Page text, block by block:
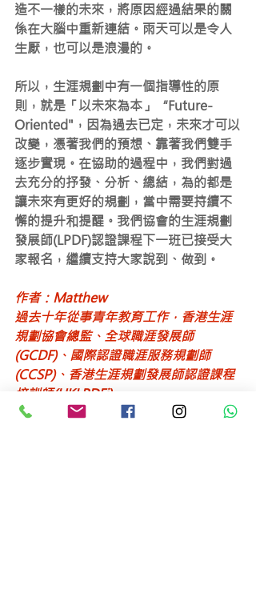
造不一樣的未來，將原因經過結果的關
係在大腦中重新連結。雨天可以是令人
生厭，也可以是浪漫的。
所以，生涯規劃中有一個指導性的原
則，就是「以未來為本」“Future-
Oriented"，因為過去已定，未來才可以
改變，憑著我們的預想、靠著我們雙手
逐步實現。在協助的過程中，我們對過
去充分的抒發、分析、總結，為的都是
讓未來有更好的規劃，當中需要持續不
懈的提升和提醒。我們協會的生涯規劃
發展師(LPDF)認證課程下一班已接受大
家報名，繼續支持大家說到、做到。
作者：Matthew
過去十年從事青年教育工作，香港生涯
規劃協會總監、全球職涯發展師
(GCDF)、國際認證職涯服務規劃師
(CCSP)、香港生涯規劃發展師認證課程
培訓師(HKLPDFi)​
原文連結：https://bit.ly/3tl7LUm